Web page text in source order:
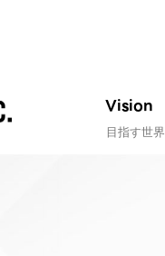
Vision
目指す世界